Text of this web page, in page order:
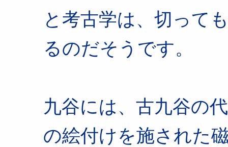
と考古学は、切って
るのだそうです。
九谷には、古九谷の
の絵付けを施された